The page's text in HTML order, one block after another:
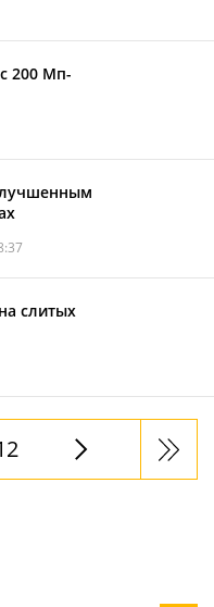
200 Мп-
слитых